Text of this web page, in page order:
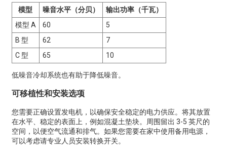
模型 噪音水平（分贝）
输出功率（千瓦）
模型 A
60
5
B 型
62
7
C 型
65 10
低噪音冷却系统也有助于降低噪音。
可移植性和安装选项
您需要正确设置发电机，以确保安全稳定的电力供应。将其放置
在水平、稳定的表面上，例如混凝土垫块。周围留出 3-5 英尺的
空间，以便空气流通和排气。如果您需要在家中使用备用电源，
可以考虑请专业人员安装转换开关。